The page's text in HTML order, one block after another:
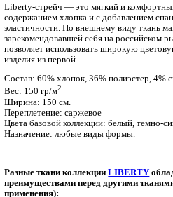
известно, хлопок —
воздухопроницаемыми и
ощущение комфорта при носке.
обеспечивает прочностные
несминаемость. Спандекс
высокая плотность ткани
формы, включая брюки. Ткань не
Одежда из ткани«Liberty Форма»
презентабельный внешний вид,
подверженных растяжению.
Вес: 210 гр/м2
Ширина: 150 см.